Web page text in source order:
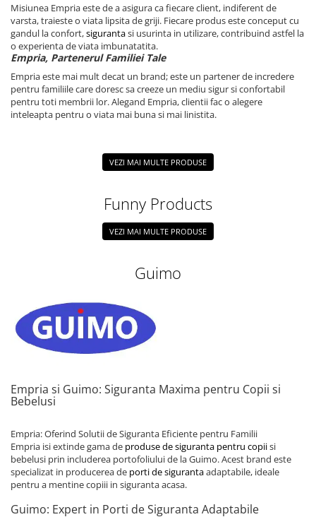
Misiunea Empria este de a asigura ca fiecare client, indiferent de
varsta, traieste o viata lipsita de griji. Fiecare produs este conceput cu
gandul la confort,sigurantasi usurinta in utilizare, contribuind astfel la
o experienta de viata imbunatatita.
Empria, Partenerul Familiei Tale
Empria este mai mult decat un brand; este un partener de incredere
pentru familiile care doresc sa creeze un mediu sigur si confortabil
pentru toti membrii lor. Alegand Empria, clientii fac o alegere
inteleapta pentru o viata mai buna si mai linistita.
VEZI MAI MULTE PRODUSE
Funny Products
VEZI MAI MULTE PRODUSE
Guimo
Empria si Guimo: Siguranta Maxima pentru Copii si
Bebelusi
Empria: Oferind Solutii de Siguranta Eficiente pentru Familii
Empria isi extinde gama de produse de siguranta pentru copiisi
bebelusi prin includerea portofoliului de la Guimo. Acest brand este
specializat in producerea de porti de sigurantaadaptabile, ideale
pentru a mentine copiii in siguranta acasa.
Guimo: Expert in Porti de Siguranta Adaptabile